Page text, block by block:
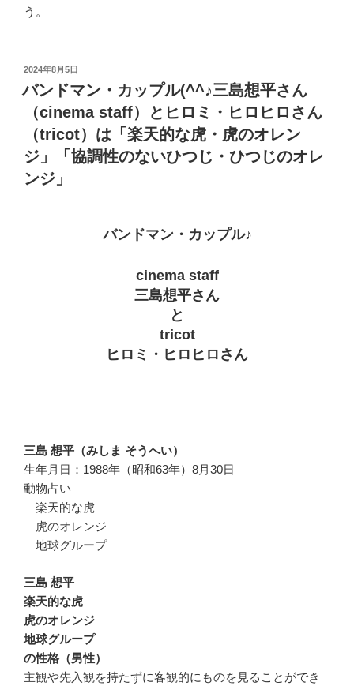
う。
投
日:
2024年8月5日
バンドマン・カップル(^^♪三島想平さん
（cinema staff）とヒロミ・ヒロヒロさん
（tricot）は「楽天的な虎・虎のオレン
ジ」「協調性のないひつじ・ひつじのオレ
ンジ」
バンドマン・カップル♪
cinema staff
三島想平さん
と
tricot
ヒロミ・ヒロヒロさん
三島 想平（みしま そうへい）
生年月日：1988年（昭和63年）8月30日
動物占い
楽天的な虎
虎のオレンジ
地球グループ
三島 想平
楽天的な虎
虎のオレンジ
地球グループ
の性格（男性）
主観や先入観を持たずに客観的にものを見ることができ